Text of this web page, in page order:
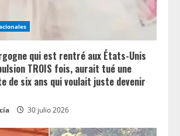
qui est rentré aux États-Unis
TROIS fois, aurait tué une
de six ans qui voulait juste devenir
30 julio 2026